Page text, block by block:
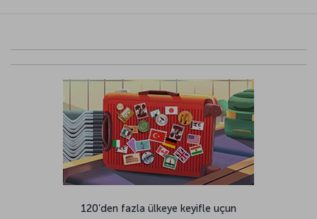
120’den fazla ülkeye keyifle uçun